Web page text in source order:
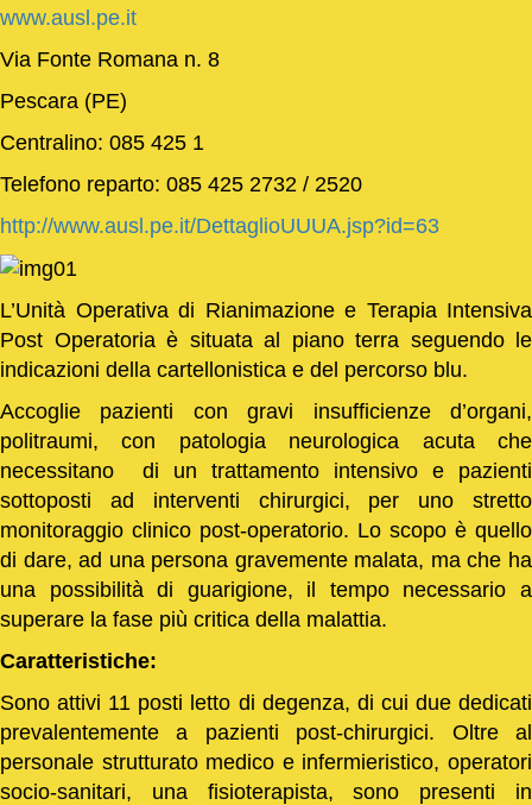
www.ausl.pe.it
Via Fonte Romana n. 8
Pescara (PE)
Centralino: 085 425 1
Telefono reparto: 085 425 2732 / 2520
http://www.ausl.pe.it/DettaglioUUUA.jsp?id=63
L’Unità Operativa di Rianimazione e Terapia Intensiva
Post Operatoria è situata al piano terra seguendo le
indicazioni della cartellonistica e del percorso blu.
Accoglie pazienti con gravi insufficienze d’organi,
politraumi, con patologia neurologica acuta che
necessitano di un trattamento intensivo e pazienti
sottoposti ad interventi chirurgici, per uno stretto
monitoraggio clinico post-operatorio. Lo scopo è quello
di dare, ad una persona gravemente malata, ma che ha
una possibilità di guarigione, il tempo necessario a
superare la fase più critica della malattia.
Caratteristiche:
Sono attivi 11 posti letto di degenza, di cui due dedicati
prevalentemente a pazienti post-chirurgici. Oltre al
personale strutturato medico e infermieristico, operatori
socio-sanitari, una fisioterapista, sono presenti in